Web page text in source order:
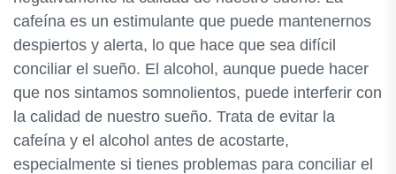
cafeína es un estimulante que puede mantenernos
despiertos y alerta, lo que hace que sea difícil
conciliar el sueño. El alcohol, aunque puede hacer
que nos sintamos somnolientos, puede interferir con
la calidad de nuestro sueño. Trata de evitar la
cafeína y el alcohol antes de acostarte,
especialmente si tienes problemas para conciliar el